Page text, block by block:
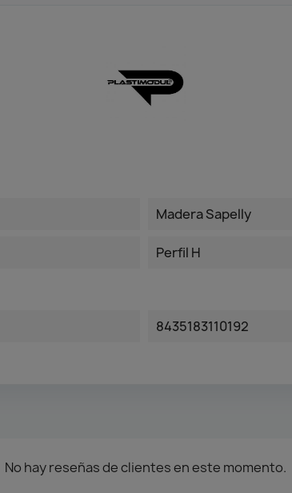
Madera Sapelly
Perfil H
8435183110192
No hay reseñas de clientes en este momento.